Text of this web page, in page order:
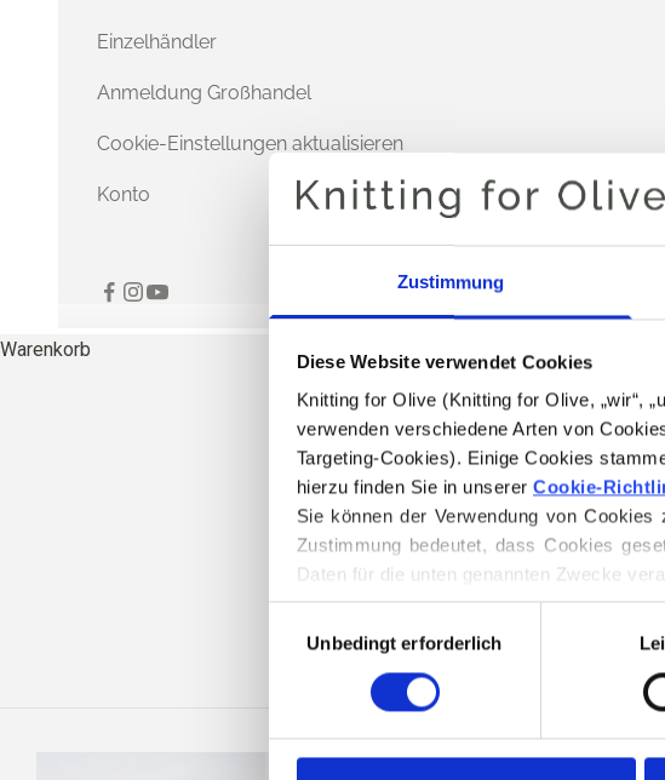
Zustimmung
Diese Website verwendet Cookies
Knitting for Olive (Knitting for Olive, „wir“,
verwenden verschiedene Arten von
Targeting-Cookies). Einige Cookies
hierzu finden Sie in unserer Cookie-
Sie können der Verwendung von
Zustimmung bedeutet, dass Cookies
Daten für die unten genannten Zwecke
Sie können Ihre Einwilligung jederzeit
Löschen von Cookies finden.
Unbedingt erforderlich
Einzelhändler
Anmeldung Großhandel
Cookie-Einstellungen aktualisieren
Konto
Warenkorb
DAS
SILK